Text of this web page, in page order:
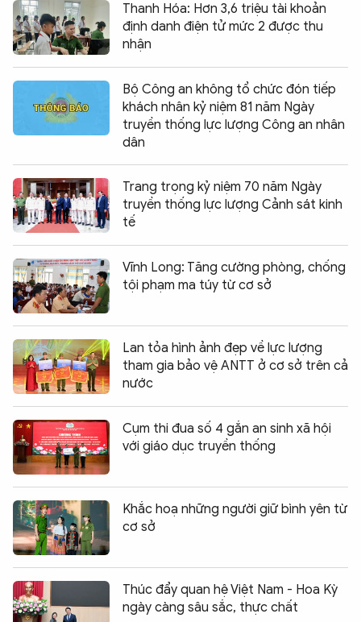
Thanh Hóa: Hơn 3,6 triệu tài khoản
định danh điện tử mức 2 được thu
nhận
Bộ Công an không tổ chức đón tiếp
khách nhân kỷ niệm 81 năm Ngày
truyền thống lực lượng Công an nhân
dân
Trang trọng kỷ niệm 70 năm Ngày
truyền thống lực lượng Cảnh sát kinh
tế
Vĩnh Long: Tăng cường phòng, chống
tội phạm ma túy từ cơ sở
Lan tỏa hình ảnh đẹp về lực lượng
tham gia bảo vệ ANTT ở cơ sở trên cả
nước
Cụm thi đua số 4 gắn an sinh xã hội
với giáo dục truyền thống
Khắc hoạ những người giữ bình yên từ
cơ sở
Thúc đẩy quan hệ Việt Nam - Hoa Kỳ
ngày càng sâu sắc, thực chất